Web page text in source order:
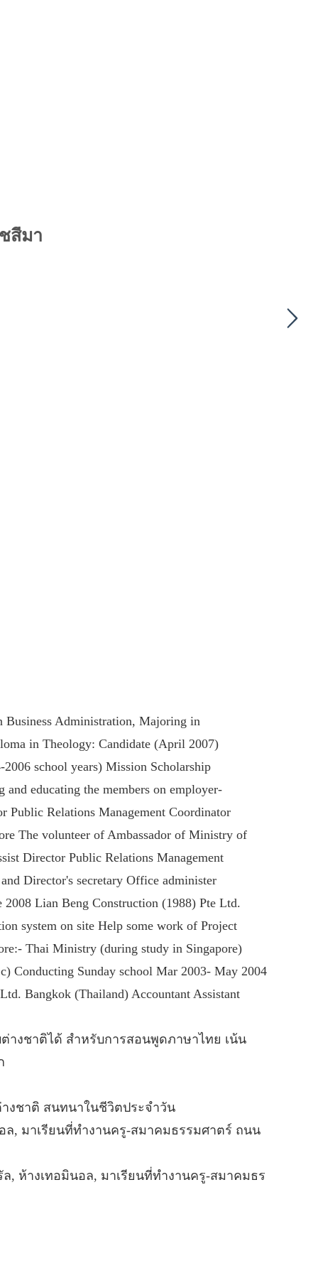
สีมา
Administration, Majoring in
in Theology: Candidate (April 2007)
school years) Mission Scholarship
educating the members on employer-
Public Relations Management Coordinator
The volunteer of Ambassador of Ministry of
Director Public Relations Management
Director's secretary Office administer
Lian Beng Construction (1988) Pte Ltd.
system on site Help some work of Project
Thai Ministry (during study in Singapore)
Conducting Sunday school Mar 2003- May 2004
Bangkok (Thailand) Accountant Assistant
างชาติได้ สำหรับการสอนพูดภาษาไทย เน้น
งชาติ สนทนาในชีวิตประจำวัน
ล, มาเรียนที่ทำงานครู-สมาคมธรรมศาตร์ ถนน
, ห้างเทอมินอล, มาเรียนที่ทำงานครู-สมาคมธร